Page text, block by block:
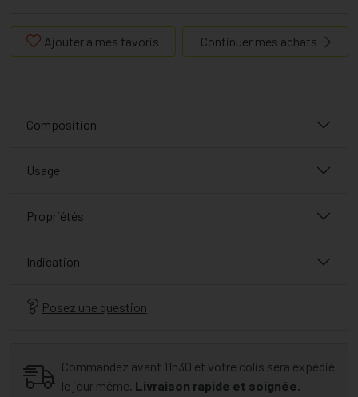
Ajouter à mes favoris Continuer mes achats
Composition
Usage
Propriétés
Indication
Posez une question
Commandez avant 11h30 et votre colis sera expédié
le jour même. Livraison rapide et soignée.